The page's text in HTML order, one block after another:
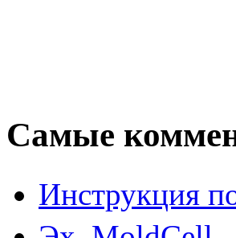
Самые
Инструкция